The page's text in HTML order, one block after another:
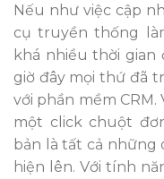
Nếu như việc cập
cụ truyền thống
khá nhiều thời gian
giờ đây mọi thứ đã
với phần mềm CRM.
một click chuột
bản là tất cả những
hiện lên. Với tính